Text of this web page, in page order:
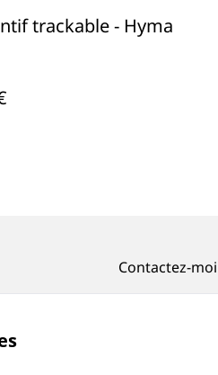
trackable - Hyma
Contactez-moi